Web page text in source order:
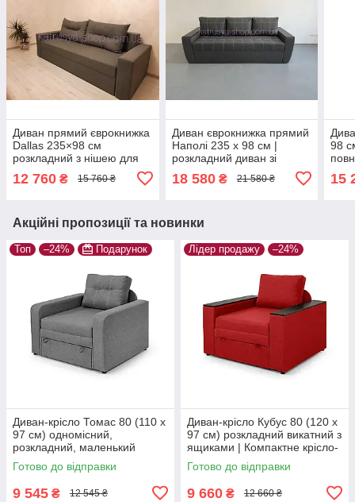
Диван прямий єврокнижка
Dallas 235×98 см
розкладний з нішею для
білизни | Спальне місце
195×145 | тканина
12 760 ₴ 15 760 ₴
Диван єврокнижка прямий
Наполі 235 х 98 см |
розкладний диван зі
195 см | рогожка, темно-
18 580₴ 21 580 ₴
98
3-
15
Акційні пропозиції та новинки
Топ –24% Подарунок
Диван-крісло Томас 80 (110 х
97 см) одномісний,
розкладний, маленький
диван зі спальним місцем і
нішею для білизни, рогожка,
Готово до відправки
9 545 ₴ 12 545 ₴
Лідер продажу –24%
Диван-крісло Кубус 80 (120 х
97 см) розкладний викатний з
ящиками | Компактне крісло-
ліжко для щоденного сну,
рогожка, червоний
Готово до відправки
9 660 ₴ 12 660 ₴